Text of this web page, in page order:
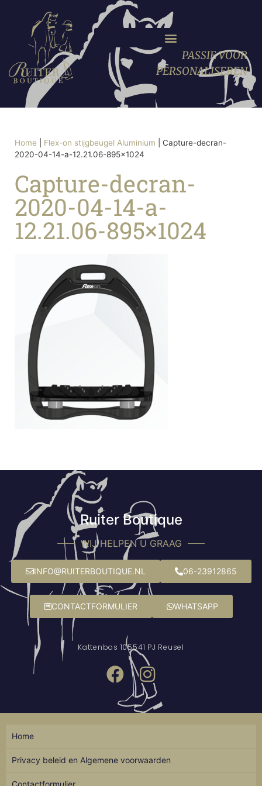
PASSIE VOOR
PERSONALISEREN
Home Flex-on stijgbeugel Aluminium
Capture-decran-
2020-04-14-a-12.21.06-895×1024
Capture-decran-
2020-04-14-a-
12.21.06-895×1024
Ruiter Boutique
WIJ HELPEN U GRAAG
INFO@RUITERBOUTIQUE.NL 06-23912865
CONTACTFORMULIER WHATSAPP
Kattenbos 105541 PJ Reusel
Home
Privacy beleid en Algemene voorwaarden
Contactformulier